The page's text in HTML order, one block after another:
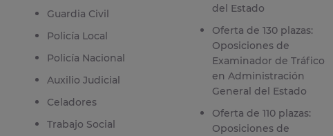
Guardia Civil
Policía Local
Policía Nacional
Auxilio Judicial
Celadores
Trabajo Social
del Estado
Oferta de 130 plazas:
Oposiciones de
Examinador de Tráfico
en Administración
General del Estado
Oferta de 110 plazas:
Oposiciones de